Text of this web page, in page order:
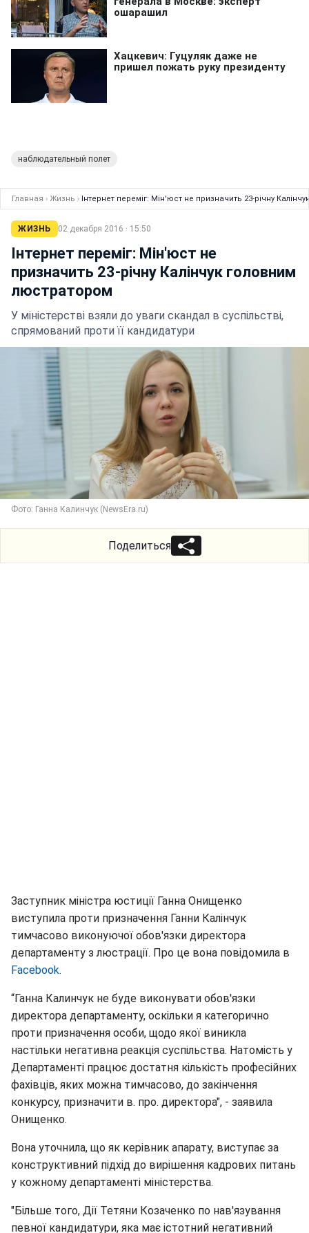
наблюдательный полет
Главная › Жизнь › Інтернет переміг: Мін'юст не призначить 23-річну
ЖИЗНЬ 02 декабря 2016 · 15:50
Інтернет переміг: Мін'юст не
призначить 23-річну Калінчук головним
люстратором
У міністерстві взяли до уваги скандал в суспільстві,
спрямований проти її кандидатури
Фото: Ганна Калинчук (NewsEra.ru)
Поделиться
Заступник міністра юстиції Ганна Онищенко
виступила проти призначення Ганни Калінчук
тимчасово виконуючої обов'язки директора
департаменту з люстрації. Про це вона повідомила в
Facebook.
“Ганна Калинчук не буде виконувати обов'язки
директора департаменту, оскільки я категорично
проти призначення особи, щодо якої виникла
настільки негативна реакція суспільства. Натомість у
Департаменті працює достатня кількість професійних
фахівців, яких можна тимчасово, до закінчення
конкурсу, призначити в. про. директора", - заявила
Онищенко.
Вона уточнила, що як керівник апарату, виступає за
конструктивний підхід до вирішення кадрових питань
у кожному департаменті міністерства.
"Більше того, Дії Тетяни Козаченко по нав'язування
певної кандидатури, яка має істотний негативний